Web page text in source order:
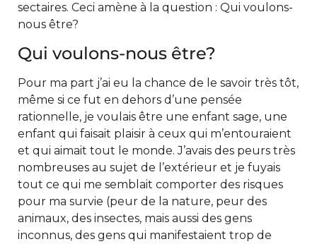
sectaires. Ceci amène à la question : Qui voulons-
nous être?
Qui voulons-nous être?
Pour ma part j’ai eu la chance de le savoir très tôt,
même si ce fut en dehors d’une pensée
rationnelle, je voulais être une enfant sage, une
enfant qui faisait plaisir à ceux qui m’entouraient
et qui aimait tout le monde. J’avais des peurs très
nombreuses au sujet de l’extérieur et je fuyais
tout ce qui me semblait comporter des risques
pour ma survie (peur de la nature, peur des
animaux, des insectes, mais aussi des gens
inconnus, des gens qui manifestaient trop de